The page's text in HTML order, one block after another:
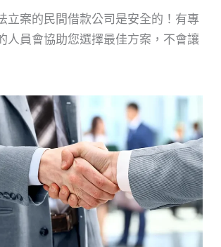
立案的民間借款公司是安全的！有專
人員會協助您選擇最佳方案，不會讓